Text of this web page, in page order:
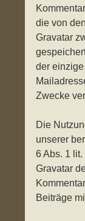
die von
Gravatar
der
Zwecke
Die
unserer
6 Abs. 1
Gravatar
Beiträge